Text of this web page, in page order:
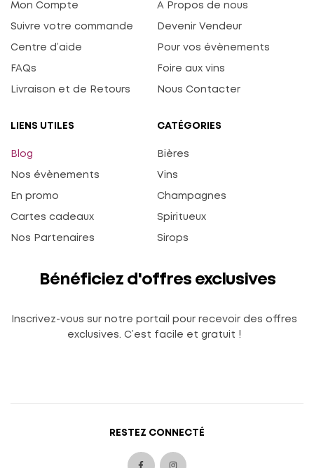
Mon Compte
Suivre votre commande
Centre d’aide
FAQs
Livraison et de Retours
A Propos de nous
Devenir Vendeur
Pour vos évènements
Foire aux vins
Nous Contacter
LIENS UTILES
Blog
Nos évènements
En promo
Cartes cadeaux
Nos Partenaires
CATÉGORIES
Bières
Vins
Champagnes
Spiritueux
Sirops
Bénéficiez d'offres exclusives
Inscrivez-vous sur notre portail pour recevoir des offres
exclusives. C’est facile et gratuit !
RESTEZ CONNECTÉ